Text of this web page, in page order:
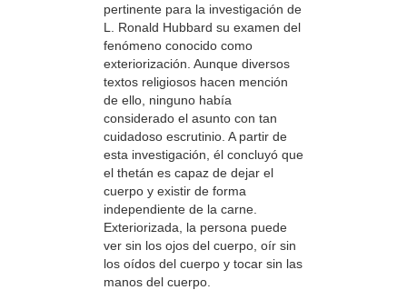
pertinente para la investigación de
L. Ronald Hubbard su examen del
fenómeno conocido como
exteriorización. Aunque diversos
textos religiosos hacen mención
de ello, ninguno había
considerado el asunto con tan
cuidadoso escrutinio. A partir de
esta investigación, él concluyó que
el thetán es capaz de dejar el
cuerpo y existir de forma
independiente de la carne.
Exteriorizada, la persona puede
ver sin los ojos del cuerpo, oír sin
los oídos del cuerpo y tocar sin las
manos del cuerpo.